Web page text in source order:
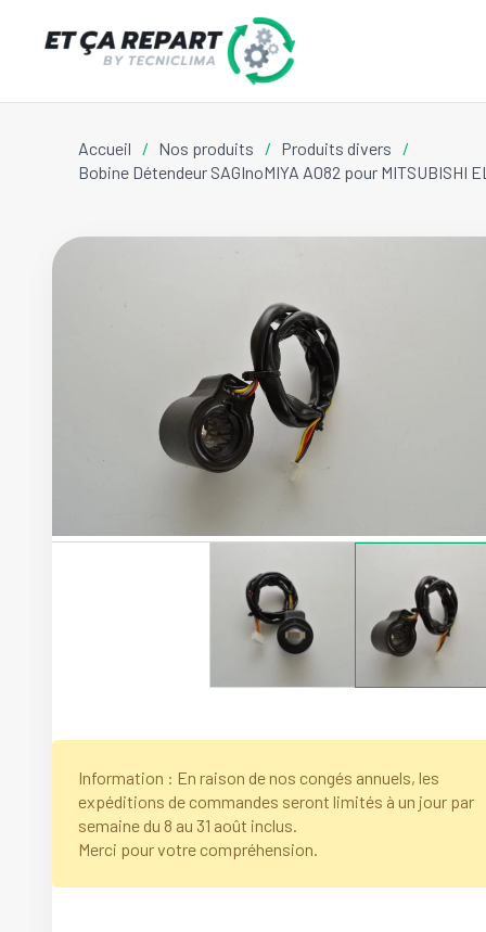
Accueil / Nos produits / Produits divers
/
Bobine Détendeur SAGInoMIYA A082 pour MITSUBISHI
Information : En raison de nos congés annuels, les
expéditions de commandes seront limités à un jour par
semaine du 8 au 31 août inclus.
Merci pour votre compréhension.